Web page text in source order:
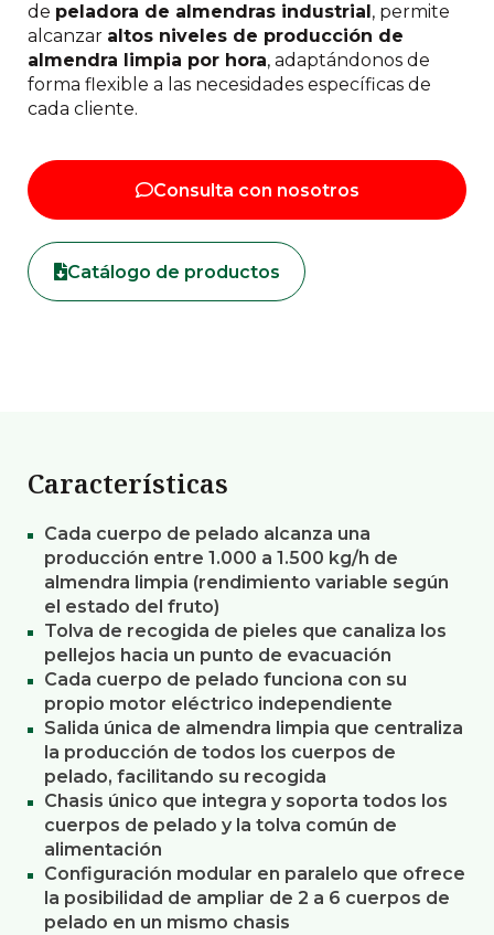
de peladora de almendras industrial , permite
alcanzar altos niveles de producción de
almendra limpia por hora, adaptándonos de
forma flexible a las necesidades específicas de
cada cliente.
Consulta con nosotros
Catálogo de productos
Características
Cada cuerpo de pelado alcanza una
producción entre 1.000 a 1.500 kg/h de
almendra limpia (rendimiento variable según
el estado del fruto)
Tolva de recogida de pieles que canaliza los
pellejos hacia un punto de evacuación
Cada cuerpo de pelado funciona con su
propio motor eléctrico independiente
Salida única de almendra limpia que centraliza
la producción de todos los cuerpos de
pelado, facilitando su recogida
Chasis único que integra y soporta todos los
cuerpos de pelado y la tolva común de
alimentación
Configuración modular en paralelo que ofrece
la posibilidad de ampliar de 2 a 6 cuerpos de
pelado en un mismo chasis